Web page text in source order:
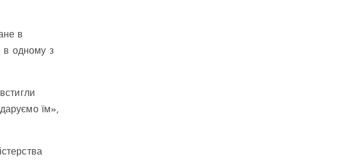
в
в одному з
їм»,